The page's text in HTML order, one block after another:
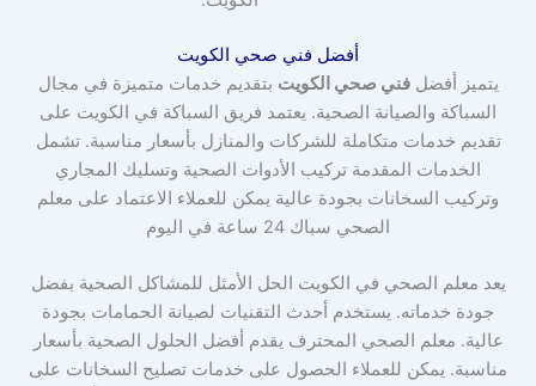
أفضل فني صحي الكويت
يتميز أفضلفني صحي الكويت بتقديم خدمات متميزة في مجال
السباكة والصيانة الصحية. يعتمد فريق السباكة في الكويت على
تقديم خدمات متكاملة للشركات والمنازل بأسعار مناسبة. تشمل
الخدمات المقدمة تركيب الأدوات الصحية وتسليك المجاري
وتركيب السخانات بجودة عالية يمكن للعملاء الاعتماد على معلم
الصحي سباك 24 ساعة في اليوم
يعد معلم الصحي في الكويت الحل الأمثل للمشاكل الصحية بفضل
جودة خدماته. يستخدم أحدث التقنيات لصيانة الحمامات بجودة
عالية. معلم الصحي المحترف يقدم أفضل الحلول الصحية بأسعار
مناسبة. يمكن للعملاء الحصول على خدمات تصليح السخانات على